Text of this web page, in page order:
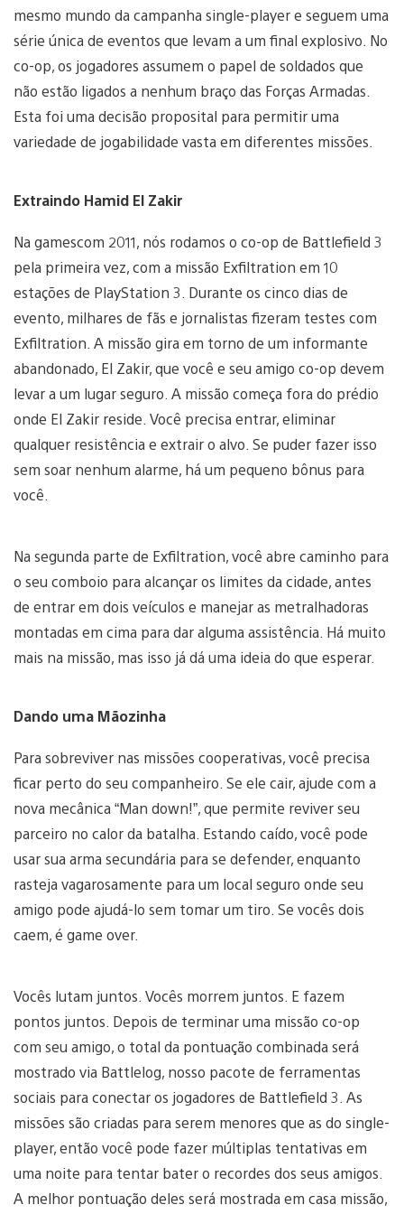
mesmo mundo da campanha single-player e seguem uma
série única de eventos que levam a um final explosivo. No
co-op, os jogadores assumem o papel de soldados que
não estão ligados a nenhum braço das Forças Armadas.
Esta foi uma decisão proposital para permitir uma
variedade de jogabilidade vasta em diferentes missões.
Extraindo Hamid El Zakir
Na gamescom 2011, nós rodamos o co-op de Battlefield 3
pela primeira vez, com a missão Exfiltration em 10
estações de PlayStation 3. Durante os cinco dias de
evento, milhares de fãs e jornalistas fizeram testes com
Exfiltration. A missão gira em torno de um informante
abandonado, El Zakir, que você e seu amigo co-op devem
levar a um lugar seguro. A missão começa fora do prédio
onde El Zakir reside. Você precisa entrar, eliminar
qualquer resistência e extrair o alvo. Se puder fazer isso
sem soar nenhum alarme, há um pequeno bônus para
você.
Na segunda parte de Exfiltration, você abre caminho para
o seu comboio para alcançar os limites da cidade, antes
de entrar em dois veículos e manejar as metralhadoras
montadas em cima para dar alguma assistência. Há muito
mais na missão, mas isso já dá uma ideia do que esperar.
Dando uma Mãozinha
Para sobreviver nas missões cooperativas, você precisa
ficar perto do seu companheiro. Se ele cair, ajude com a
nova mecânica “Man down!”, que permite reviver seu
parceiro no calor da batalha. Estando caído, você pode
usar sua arma secundária para se defender, enquanto
rasteja vagarosamente para um local seguro onde seu
amigo pode ajudá-lo sem tomar um tiro. Se vocês dois
caem, é game over.
Vocês lutam juntos. Vocês morrem juntos. E fazem
pontos juntos. Depois de terminar uma missão co-op
com seu amigo, o total da pontuação combinada será
mostrado via Battlelog, nosso pacote de ferramentas
sociais para conectar os jogadores de Battlefield 3. As
missões são criadas para serem menores que as do single-
player, então você pode fazer múltiplas tentativas em
uma noite para tentar bater o recordes dos seus amigos.
A melhor pontuação deles será mostrada em casa missão,